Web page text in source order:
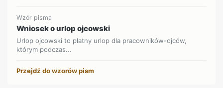
Wzór pisma
Wniosek o urlop ojcowski
Urlop ojcowski to płatny urlop dla pracowników-ojców,
którym podczas...
Przejdź do wzorów pism